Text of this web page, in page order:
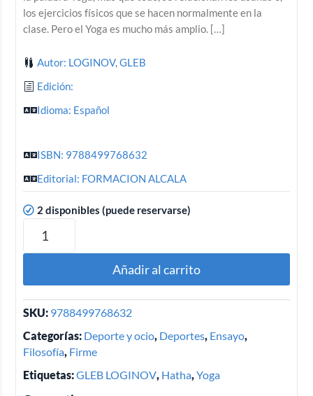
los ejercicios físicos que se hacen normalmente en la
clase. Pero el Yoga es mucho más amplio. […]
Autor: LOGINOV, GLEB
Edición:
Idioma: Español
ISBN: 9788499768632
Editorial: FORMACION ALCALA
2 disponibles (puede reservarse)
Añadir al carrito
SKU: 9788499768632
Categorías: Deporte y ocio, Deportes, Ensayo,
Filosofía, Firme
Etiquetas:GLEB LOGINOV, Hatha,Yoga